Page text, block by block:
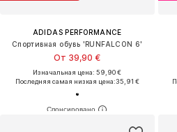
ADIDAS PERFORMANCE
Спортивная обувь 'RUNFALCON 6'
От 39,90 €
Изначальная цена: 59,90 €
Последняя самая низкая цена:35,91 €